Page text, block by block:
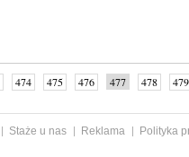
474 475 476 477 478
479
Staże u nas Reklama
Polityka